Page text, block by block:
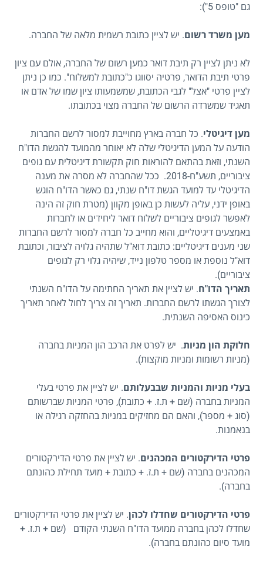
גם "טופס 5"):
מען משרד רשום. יש לציין כתובת רשמית מלאה של החברה.
לא ניתן לציין רק תיבת דואר כמען רשום של החברה, אולם עם ציון
פרטי תיבת הדואר, פרטיה יסווגו כ"כתובת למשלוח". כמו כן ניתן
לציין פרטי "אצל" לגבי הכתובת, שמשמעותו ציון שמו של אדם או
תאגיד שמשרדה הרשום של החברה מצוי בכתובתו.
מען דיגיטלי. כל חברה בארץ מחוייבת למסור לרשם החברות
הודעה על המען הדיגיטלי שלה לא יאוחר מהמועד להגשת הדו"ח
השנתי, וזאת בהתאם להוראות חוק תקשורת דיגיטלית עם גופים
ציבוריים, תשע"ח-2018. ככל שהחברה לא מסרה את מענה
הדיגיטלי עד למועד הגשת דו"ח שנתי, גם כאשר הדו"ח הוגש
באופן ידני, עליה לעשות כן באופן מקוון (מטרת חוק זה הינה
לאפשר לגופים ציבוריים לשלוח דואר ליחידים או לחברות
באמצעים דיגיטליים, והוא מחייב כל חברה למסור לרשם החברות
שני מענים דיגיטליים: כתובת דוא"ל שתהיה גלויה לציבור, וכתובת
דוא"ל נוספת או מספר טלפון נייד, שיהיה גלוי רק לגופים
ציבוריים).
תאריך הדו"ח. יש לציין את תאריך החתימה על הדו"ח השנתי
לצורך הגשתו לרשם החברות. תאריך זה צריך לחול לאחר תאריך
כינוס האסיפה השנתית.
חלוקת הון מניות. יש לפרט את הרכב הון המניות בחברה
(מניות רשומות ומניות מוקצות).
בעלי מניות והמניות שבבעלותם. יש לציין את פרטי בעלי
המניות בחברה (שם + ת.ז. + כתובת), פרטי המניות שברשותם
(סוג + מספר), והאם הם מחזיקים במניות בהחזקה רגילה או
בנאמנות.
פרטי הדירקטורים המכהנים. יש לציין את פרטי הדירקטורים
המכהנים בחברה (שם + ת.ז. + כתובת + מועד תחילת כהונתם
בחברה).
פרטי הדירקטורים שחדלו לכהן. יש לציין את פרטי הדירקטורים
שחדלו לכהן בחברה ממועד הדו"ח השנתי הקודם (שם + ת.ז. +
מועד סיום כהונתם בחברה).